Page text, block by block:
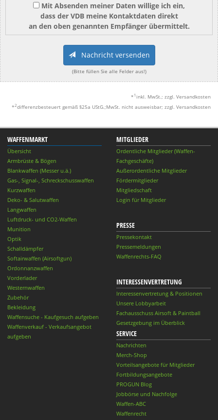
Mit Absenden meiner Daten willige ich ein,
dass der VDB meine Kontaktdaten direkt
an den oben genannten Empfänger übermittelt.
Nachricht versenden
(Bitte füllen Sie alle Felder aus!)
* 1 inkl. MwSt.; zzgl. Versandkosten
*2differenzbesteuert gemäß §25a UStG.;MwSt. nicht ausweisbar; zzgl. Versandkosten
WAFFENMARKT
Übersicht
Armbrüste & Bögen
Blankwaffen (Messer u.ä.)
Gas-, Signal-, Schreckschusswaffen
Kurzwaffen
Deko- & Salutwaffen
Langwaffen
Luftdruck- und CO2-Waffen
Munition
Optik
Schalldämpfer
Softairwaffen (Airsoftgun)
Ordonnanzwaffen
Vorderlader
Westernwaffen
Zubehör
Bekleidung
Waffensuche - Kaufgesuch aufgeben
Waffenverkauf - Verkaufsangebot
aufgeben
MITGLIEDER
Ordentliche Mitglieder (Waffen-
Fachgeschäfte)
Außerordentliche Mitglieder
Fördermitglieder
Mitgliedschaft
Login für Mitglieder
PRESSE
Pressekontakt
Pressemeldungen
Waffenrechts-FAQ
INTERESSENVERTRETUNG
Interessenvertretung & Positionen
Unsere Lobbyarbeit
Fachausschuss Airsoft & Paintball
Gesetzgebung im Überblick
SERVICE
Nachrichten
Merch-Shop
Vorteilsangebote für Mitglieder
Fortbildungsangebote
PROGUN Blog
Jobbörse und Nachfolge
Waffen-ABC
Waffenrecht